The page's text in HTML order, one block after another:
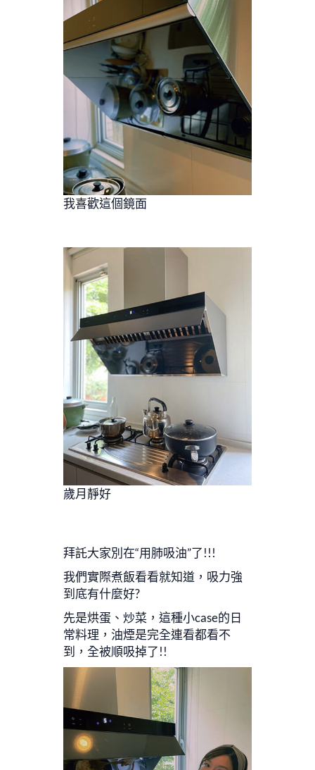
我喜歡這個鏡面
歲月靜好
拜託大家別在“用肺吸油”了!!!
我們實際煮飯看看就知道，吸力強
到底有什麼好?
先是烘蛋、炒菜，這種小case的日
常料理，油煙是完全連看都看不
到，全被順吸掉了!!